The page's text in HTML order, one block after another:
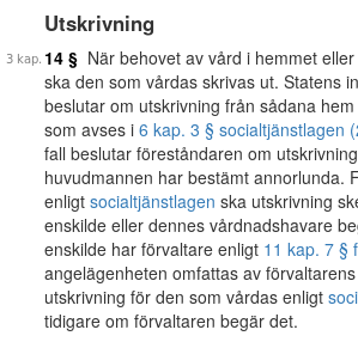
Utskrivning
14 § När behovet av vård i hemmet
ska den som vårdas skrivas ut. Statens
beslutar om utskrivning från sådana
som avses i 6 kap. 3 § socialtjänstlagen
fall beslutar föreståndaren om
huvudmannen har bestämt annorlunda.
enligt socialtjänstlagen ska utskrivning
enskilde eller dennes vårdnadshavare
enskilde har förvaltare enligt 11 kap. 7 §
angelägenheten omfattas av
utskrivning för den som vårdas enligt
tidigare om förvaltaren begär det.